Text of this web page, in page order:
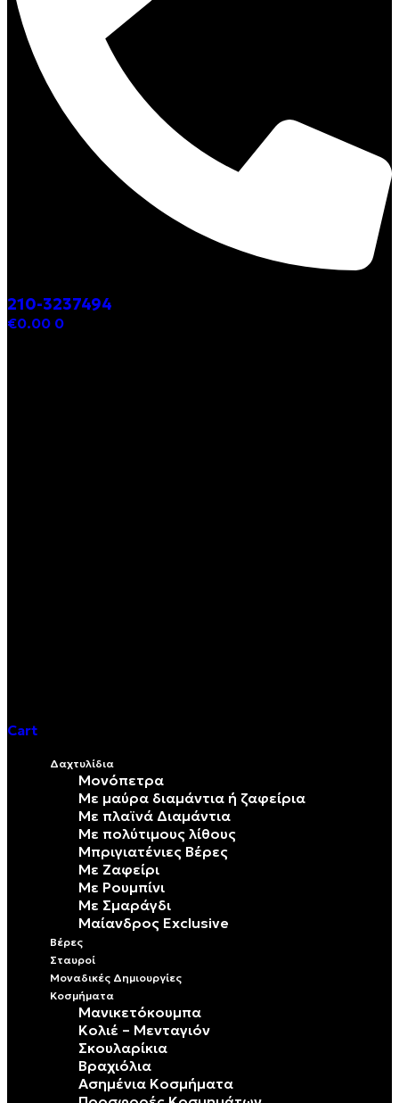
210-3237494
€0.00 0
Cart
Δαχτυλίδια
Μονόπετρα
Mε μαύρα διαμάντια ή ζαφείρια
Mε πλαϊνά Διαμάντια
Mε πολύτιμους λίθους
Μπριγιατένιες Βέρες
Με Ζαφείρι
Με Ρουμπίνι
Με Σμαράγδι
Μαίανδρος Exclusive
Βέρες
Σταυροί
Μοναδικές Δημιουργίες
Κοσμήματα
Μανικετόκουμπα
Κολιέ – Μενταγιόν
Σκουλαρίκια
Βραχιόλια
Ασημένια Κοσμήματα